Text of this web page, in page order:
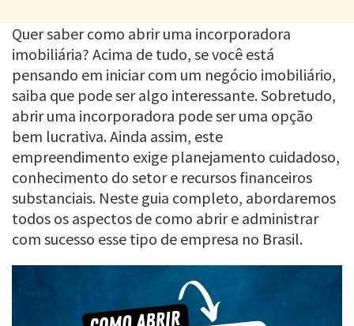
Quer saber como abrir uma incorporadora
imobiliária? Acima de tudo, se você está
pensando em iniciar com um negócio imobiliário,
saiba que pode ser algo interessante. Sobretudo,
abrir uma incorporadora pode ser uma opção
bem lucrativa. Ainda assim, este
empreendimento exige planejamento cuidadoso,
conhecimento do setor e recursos financeiros
substanciais. Neste guia completo, abordaremos
todos os aspectos de como abrir e administrar
com sucesso esse tipo de empresa no Brasil.